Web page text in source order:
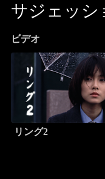
サジェッシ
ビデオ
リング2